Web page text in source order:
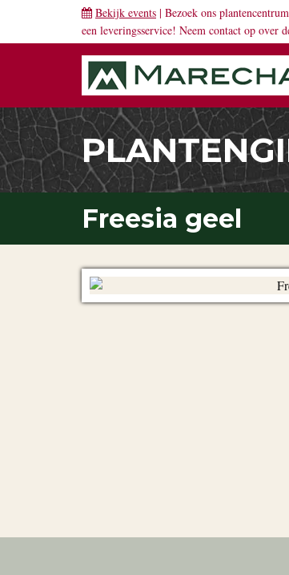
Bekijk events | Bezoek ons
een leveringsservice! Neem contact op over
Freesia geel